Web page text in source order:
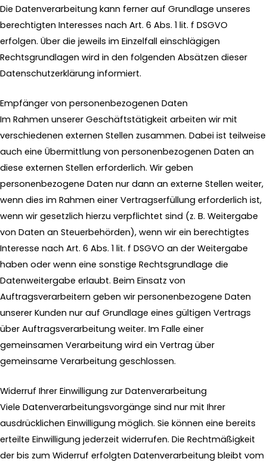
Die Datenverarbeitung kann ferner auf Grundlage unseres
berechtigten Interesses nach Art. 6 Abs. 1 lit. f DSGVO
erfolgen. Über die jeweils im Einzelfall einschlägigen
Rechtsgrundlagen wird in den folgenden Absätzen dieser
Datenschutzerklärung informiert.
Empfänger von personenbezogenen Daten
Im Rahmen unserer Geschäftstätigkeit arbeiten wir mit
verschiedenen externen Stellen zusammen. Dabei ist teilweise
auch eine Übermittlung von personenbezogenen Daten an
diese externen Stellen erforderlich. Wir geben
personenbezogene Daten nur dann an externe Stellen weiter,
wenn dies im Rahmen einer Vertragserfüllung erforderlich ist,
wenn wir gesetzlich hierzu verpflichtet sind (z. B. Weitergabe
von Daten an Steuerbehörden), wenn wir ein berechtigtes
Interesse nach Art. 6 Abs. 1 lit. f DSGVO an der Weitergabe
haben oder wenn eine sonstige Rechtsgrundlage die
Datenweitergabe erlaubt. Beim Einsatz von
Auftragsverarbeitern geben wir personenbezogene Daten
unserer Kunden nur auf Grundlage eines gültigen Vertrags
über Auftragsverarbeitung weiter. Im Falle einer
gemeinsamen Verarbeitung wird ein Vertrag über
gemeinsame Verarbeitung geschlossen.
Widerruf Ihrer Einwilligung zur Datenverarbeitung
Viele Datenverarbeitungsvorgänge sind nur mit Ihrer
ausdrücklichen Einwilligung möglich. Sie können eine bereits
erteilte Einwilligung jederzeit widerrufen. Die Rechtmäßigkeit
der bis zum Widerruf erfolgten Datenverarbeitung bleibt vom